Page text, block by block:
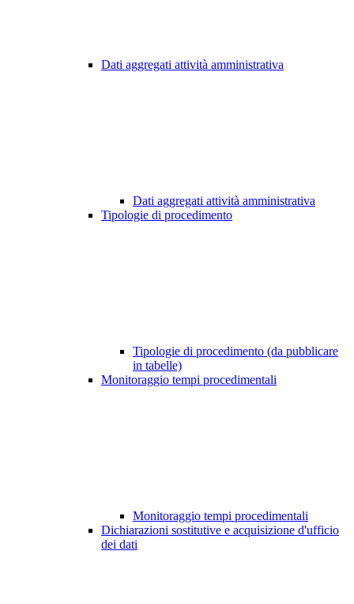
Dati aggregati attività amministrativa
Dati aggregati attività amministrativa
Tipologie di procedimento
Tipologie di procedimento (da pubblicare
in tabelle)
Monitoraggio tempi procedimentali
Monitoraggio tempi procedimentali
Dichiarazioni sostitutive e acquisizione d'ufficio
dei dati